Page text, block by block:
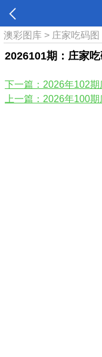
澳彩图库 > 庄家吃码图
2026101期：庄家吃
下一篇：2026年102期
上一篇：2026年100期